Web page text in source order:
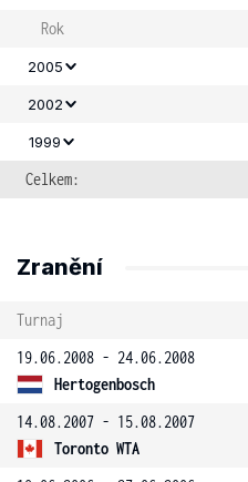
Rok
2005
2002
1999
Celkem:
Zranění
Turnaj
19.06.2008 - 24.06.2008
Hertogenbosch
14.08.2007 - 15.08.2007
Toronto WTA